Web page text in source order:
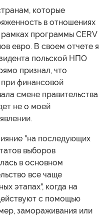
которые
в отношениях
программы CERV
евро. В своем отчете я
польской НПО
признал, что
финансовой
смене правительства
не о моей
"на последующих
выборов
в основном
все чаще
этапах", когда на
с помощью
замораживания или